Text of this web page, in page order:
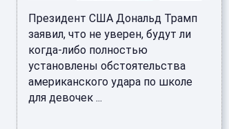
Президент США Дональд Трамп
заявил, что не уверен, будут ли
когда-либо полностью
установлены обстоятельства
американского удара по школе
для девочек ...